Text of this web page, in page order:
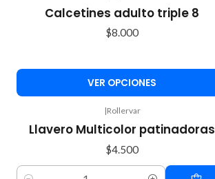
Calcetines adulto triple 8
$8.000
VER OPCIONES
|Rollervar
Llavero Multicolor patinadoras
$4.500